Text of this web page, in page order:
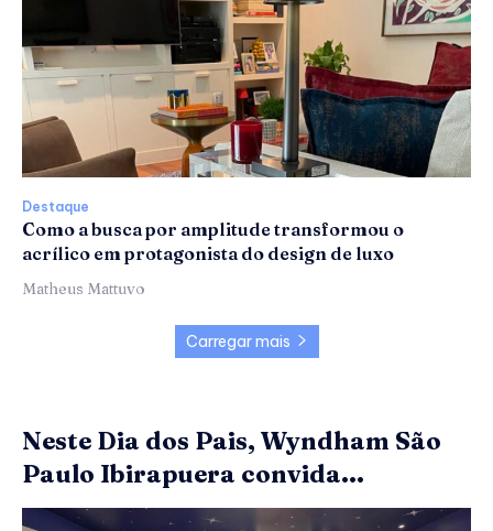
Destaque
Como a busca por amplitude transformou o
acrílico em protagonista do design de luxo
Matheus Mattuvo
Carregar mais
Neste Dia dos Pais, Wyndham São
Paulo Ibirapuera convida...